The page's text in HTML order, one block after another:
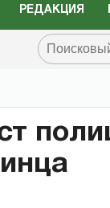
РЕДАКЦИЯ